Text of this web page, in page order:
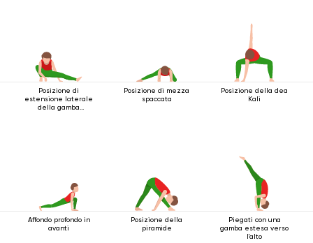
Posizione di
estensione laterale
della gamba
Posizione di mezza
spaccata
Posizione della dea
Kali
Affondo profondo in
avanti
Posizione della
piramide
Piegati con una
gamba estesa verso
l'alto